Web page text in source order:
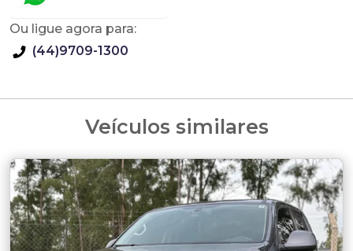
Ou ligue agora para:
(44)9709-1300
Veículos similares